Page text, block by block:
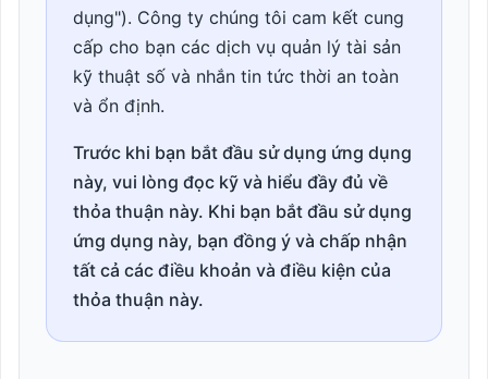
dụng"). Công ty chúng tôi cam kết cung
cấp cho bạn các dịch vụ quản lý tài sản
kỹ thuật số và nhắn tin tức thời an toàn
và ổn định.
Trước khi bạn bắt đầu sử dụng ứng dụng
này, vui lòng đọc kỹ và hiểu đầy đủ về
thỏa thuận này. Khi bạn bắt đầu sử dụng
ứng dụng này, bạn đồng ý và chấp nhận
tất cả các điều khoản và điều kiện của
thỏa thuận này.